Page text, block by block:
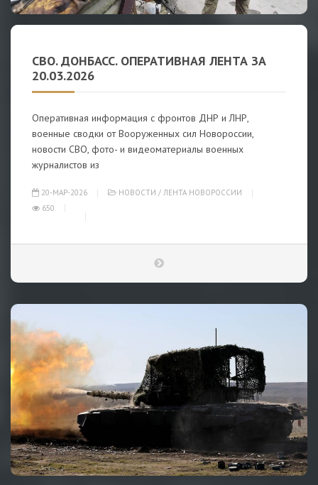
СВО. ДОНБАСС. ОПЕРАТИВНАЯ ЛЕНТА ЗА
20.03.2026
Оперативная информация с фронтов ДНР и ЛНР,
военные сводки от Вооруженных сил Новороссии,
новости СВО, фото- и видеоматериалы военных
журналистов из
20-МАР-2026 НОВОСТИ / ЛЕНТА НОВОРОССИИ
650